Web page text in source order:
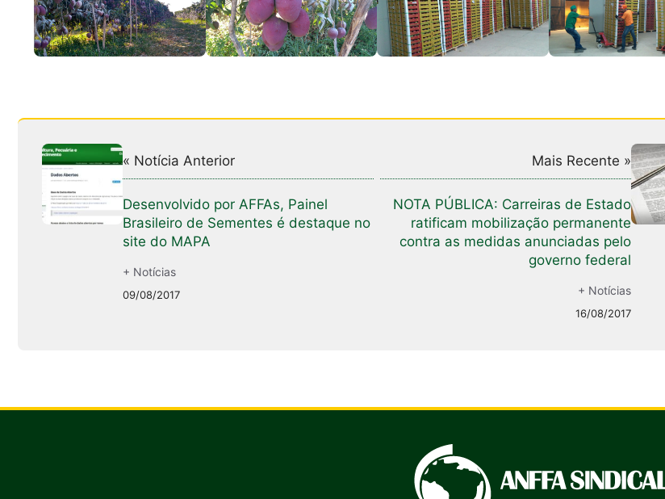
« Notícia Anterior
Desenvolvido por AFFAs, Painel
Brasileiro de Sementes é destaque no
site do MAPA
+ Notícias
09/08/2017
Mais Recente »
NOTA PÚBLICA: Carreiras de Estado
ratificam mobilização permanente
contra as medidas anunciadas pelo
governo federal
+ Notícias
16/08/2017